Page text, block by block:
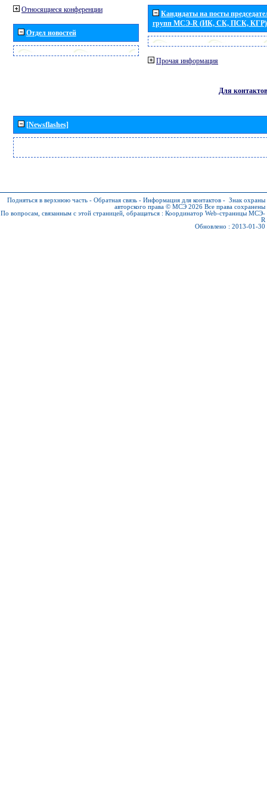
Относящиеся конференции
Отдел новостей
Кандидаты на посты
групп МСЭ-R (ИК, СК, ПСК, КГР)
Прочая информация
Для контактов
[Newsflashes]
Подняться в верхнюю часть - Обратная связь - Информация для контактов - Знак охраны
авторского права © МСЭ 2026 Все права сохранены
По вопросам, связанным с этой страницей, обращаться : Координатор Web-страницы МСЭ-
R
Обновлено : 2013-01-30